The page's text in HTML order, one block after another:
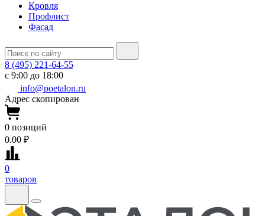
Кровля
Профлист
Фасад
8 (495) 221-64-55
с 9:00 до 18:00
info@poetalon.ru
Адрес скопирован
0 позиций
0.00 ₽
0
товаров